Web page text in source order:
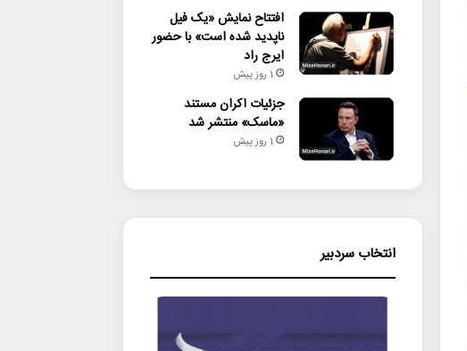
افتتاح نمایش «یک فیل
ناپدید شده است» با حضور
ایرج راد
1 روز پیش
جزئیات اکران مستند
«ماسک» منتشر شد
1 روز پیش
انتخاب سردبیر